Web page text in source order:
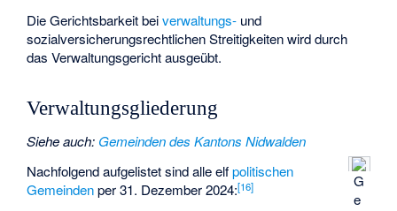
Die Gerichtsbarkeit beiverwaltungs- und
sozialversicherungsrechtlichen Streitigkeiten wird durch
das Verwaltungsgericht ausgeübt.
Verwaltungsgliederung
Siehe auch: Gemeinden des Kantons Nidwalden
G
e
Nachfolgend aufgelistet sind alle elfpolitischen
Gemeindenper 31. Dezember 2024:[16]